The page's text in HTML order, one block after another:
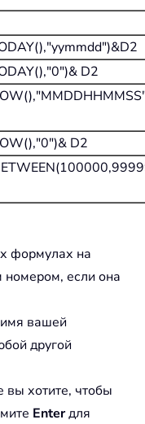
D2
D2
формулах на
номером, если она
вашей
другой
вы хотите, чтобы
Enterдля